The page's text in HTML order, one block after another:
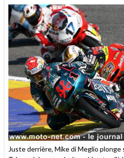
Juste derrière, Mike di Meglio plonge